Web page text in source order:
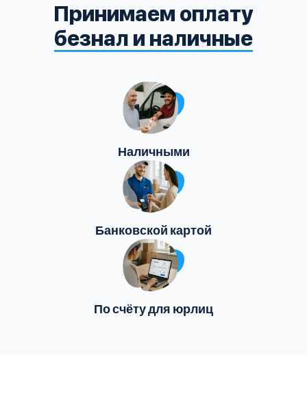
Принимаем оплату
безнал и наличные
Наличными
Банковской картой
По счёту для юрлиц